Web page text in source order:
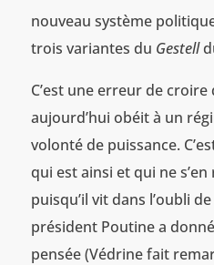
nouveau système
trois variantes du Gestell
C’est une erreur de croire
aujourd’hui obéit à un
volonté de puissance.
qui est ainsi et qui ne
puisqu’il vit dans l’oubli
président Poutine a
pensée (Védrine fait